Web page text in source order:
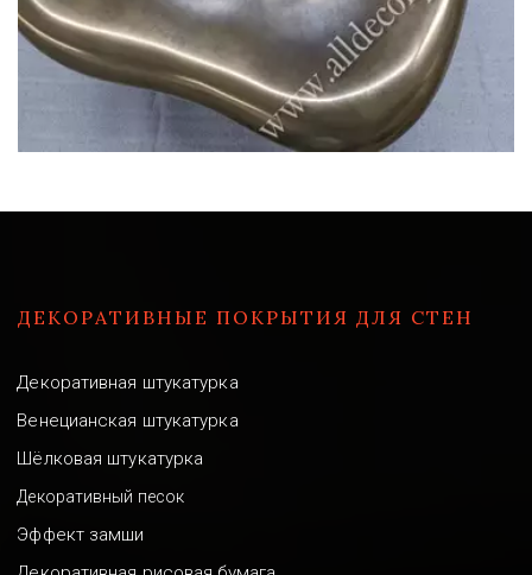
ДЕКОРАТИВНЫЕ ПОКРЫТИЯ ДЛЯ СТЕН
Декоративная штукатурка
Венецианская штукатурка
Шёлковая штукатурка
Декоративный песок
Эффект замши